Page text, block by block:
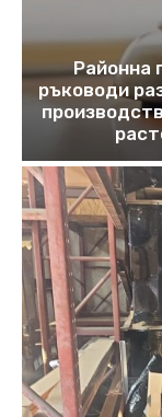
Районна
ръководи